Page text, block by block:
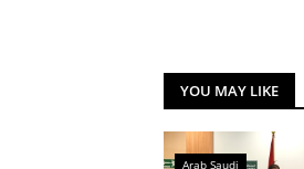
YOU MAY LIKE
Arab Saudi